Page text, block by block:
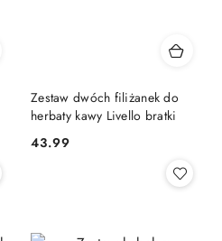
Zestaw dwóch filiżanek do
herbaty kawy Livello bratki
Cena:
43.99